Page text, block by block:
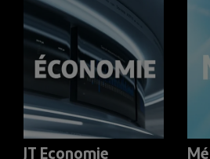
JT Economie